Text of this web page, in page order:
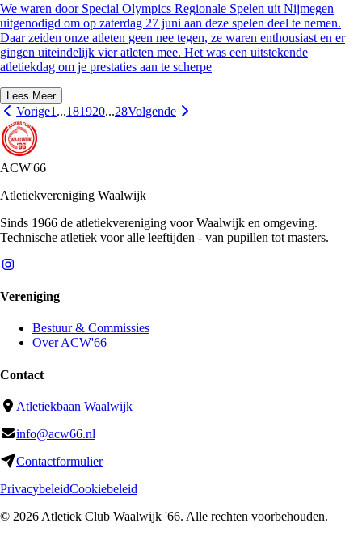
We waren door Special Olympics Regionale Spelen uit Nijmegen
uitgenodigd om op zaterdag 27 juni aan deze spelen deel te nemen.
Daar zeiden onze atleten geen nee tegen, ze waren enthousiast en er
gingen uiteindelijk vier atleten mee. Het was een uitstekende
atletiekdag om je prestaties aan te scherpe
Lees Meer
Vorige1 ...181920...28Volgende
ACW'66
Atletiekvereniging Waalwijk
Sinds 1966 de atletiekvereniging voor Waalwijk en omgeving.
Technische atletiek voor alle leeftijden - van pupillen tot masters.
Vereniging
Bestuur & Commissies
Over ACW'66
Contact
Atletiekbaan Waalwijk
info@acw66.nl
Contactformulier
PrivacybeleidCookiebeleid
© 2026 Atletiek Club Waalwijk '66. Alle rechten voorbehouden.